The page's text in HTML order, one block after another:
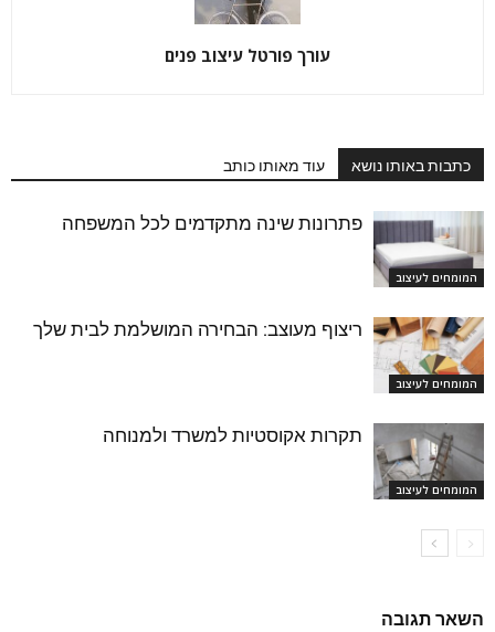
עורך פורטל עיצוב פנים
כתבות באותו נושא עוד מאותו כותב
המומחים לעיצוב
פתרונות שינה מתקדמים לכל המשפחה
המומחים לעיצוב
ריצוף מעוצב: הבחירה המושלמת לבית שלך
המומחים לעיצוב
תקרות אקוסטיות למשרד ולמנוחה
השאר תגובה